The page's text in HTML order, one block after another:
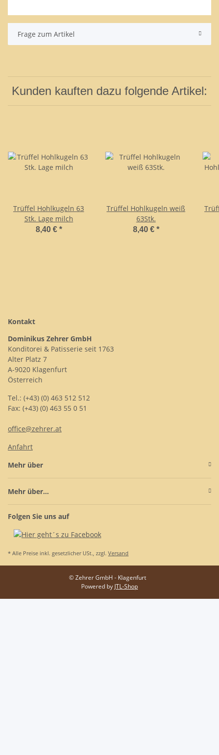
Frage zum Artikel
Kunden kauften dazu folgende Artikel:
Trüffel Hohlkugeln 63
Stk. Lage milch
8,40 € *
Trüffel Hohlkugeln weiß
63Stk.
8,40 € *
Kontakt
Dominikus Zehrer GmbH
Konditorei & Patisserie seit 1763
Alter Platz 7
A-9020 Klagenfurt
Österreich
Tel.: (+43) (0) 463 512 512
Fax: (+43) (0) 463 55 0 51
office@zehrer.at
Anfahrt
Mehr über
Mehr über...
Folgen Sie uns auf
* Alle Preise inkl. gesetzlicher USt., zzgl. Versand
© Zehrer GmbH - Klagenfurt
Powered by JTL-Shop